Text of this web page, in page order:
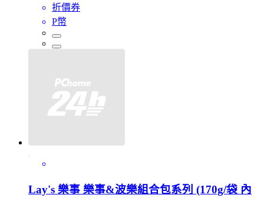
折價券
P幣
Lay's 樂事 樂事&波樂組合包系列 (170g/袋 內